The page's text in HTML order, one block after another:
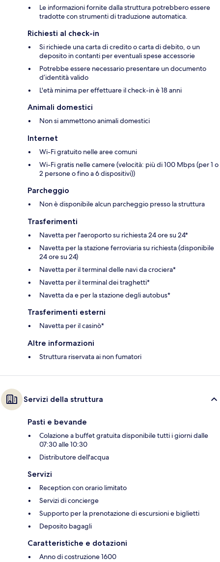
Le informazioni fornite dalla struttura potrebbero essere
tradotte con strumenti di traduzione automatica.
Richiesti al check-in
Si richiede una carta di credito o carta di debito, o un
deposito in contanti per eventuali spese accessorie
Potrebbe essere necessario presentare un documento
d’identità valido
L'età minima per effettuare il check-in è 18 anni
Animali domestici
Non si ammettono animali domestici
Internet
Wi-Fi gratuito nelle aree comuni
Wi-Fi gratis nelle camere (velocità: più di 100 Mbps (per 1 o
2 persone o fino a 6 dispositivi))
Parcheggio
Non è disponibile alcun parcheggio presso la struttura
Trasferimenti
Navetta per l'aeroporto su richiesta 24 ore su 24*
Navetta per la stazione ferroviaria su richiesta (disponibile
24 ore su 24)
Navetta per il terminal delle navi da crociera*
Navetta per il terminal dei traghetti*
Navetta da e per la stazione degli autobus*
Trasferimenti esterni
Navetta per il casinò*
Altre informazioni
Struttura riservata ai non fumatori
Servizi della struttura
Pasti e bevande
Colazione a buffet gratuita disponibile tutti i giorni dalle
07:30 alle 10:30
Distributore dell'acqua
Servizi
Reception con orario limitato
Servizi di concierge
Supporto per la prenotazione di escursioni e biglietti
Deposito bagagli
Caratteristiche e dotazioni
Anno di costruzione 1600